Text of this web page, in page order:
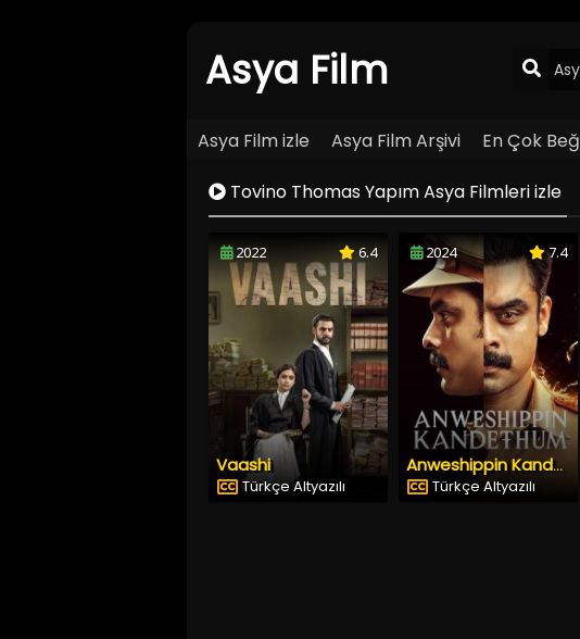
Asya Film
Asya Film izle Asya Film Arşivi En Çok
Tovino Thomas Yapım Asya Filmleri izle
2022 6.4
Vaashi
Türkçe Altyazılı
2024 7.4
Anweshippin Kandethum
Türkçe Altyazılı